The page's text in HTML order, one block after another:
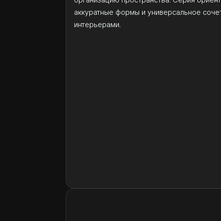
аккуратные формы и универсальное
интерьерами.